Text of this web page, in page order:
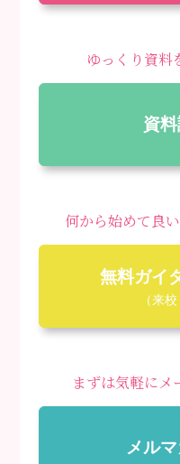
ゆっくり資料
資
何から始めて良
無料ガイ
（来
まずは気軽にメ
メル